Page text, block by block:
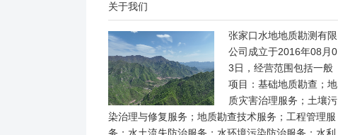
关于我们
张家口水地地质勘测有限
公司成立于2016年08月0
3日，经营范围包括一般
项目：基础地质勘查；地
质灾害治理服务；土壤污
染治理与修复服务；地质勘查技术服务；工程管理服